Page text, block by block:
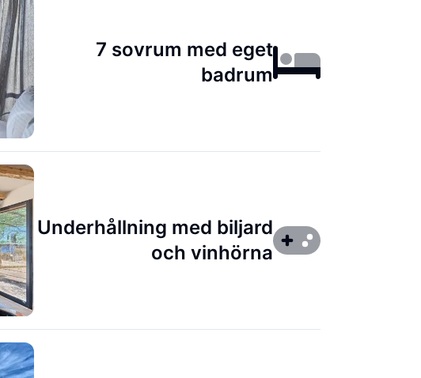
7 sovrum med eget
badrum
Underhållning med biljard
och vinhörna